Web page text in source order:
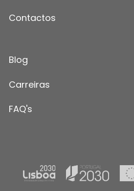
Contactos
Blog
Carreiras
FAQ's